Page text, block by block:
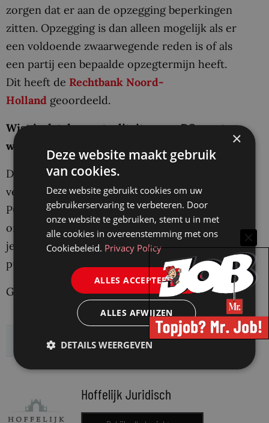
zorgen dat er aan de opzegging beperkingen
zitten. Opzegging is dan alleen mogelijk als er
een voldoende zwaarwegende reden is of als
een partij een bepaalde opzegtermijn heeft.
Dit heeft de Rechtbank Noord-
Holland geoordeeld.
Wist je dat deze actualiteiten een PO-punt
waard zijn?
Deze actualiteiten hebben we namelijk
vertaald naar een e-learning waarmee jij een
PO-punt kunt halen. En omdat de overheid
ons een subsidie heeft toegekend, kunnen we
je nu zelfs gratis 10 e-learnings (incl. 10 PO-
punten) per rechtsgebied aanbieden.
Ga voor meer informatie naaronze website.
Delen:
Hoffelijk Juridisch
×
Deze website maakt gebruik
van cookies.
Deze website gebruikt cookies om uw
gebruikerservaring te verbeteren. Door
onze website te gebruiken, stemt u in met
alle cookies in overeenstemming met ons
Cookiebeleid. Privacy Policy
ALLES ACCEPTEREN
ALLES AFWIJZEN
DETAILS WEERGEVEN